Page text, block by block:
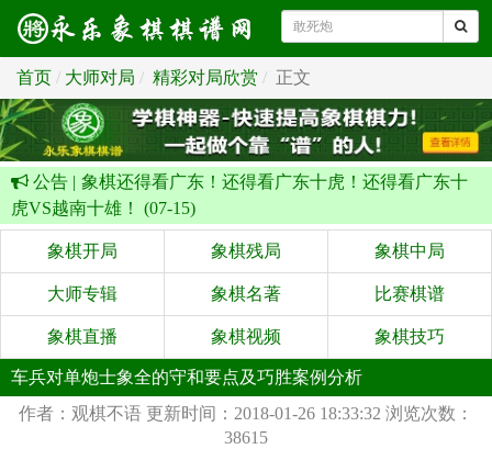
首页 大师对局 精彩对局欣赏 正文
公告 | 象棋还得看广东！还得看广东十虎！还得看广东十
虎VS越南十雄！ (07-15)
象棋开局 象棋残局 象棋中局
大师专辑 象棋名著 比赛棋谱
象棋直播 象棋视频 象棋技巧
车兵对单炮士象全的守和要点及巧胜案例分析
作者：观棋不语 更新时间：2018-01-26 18:33:32 浏览次数：
38615